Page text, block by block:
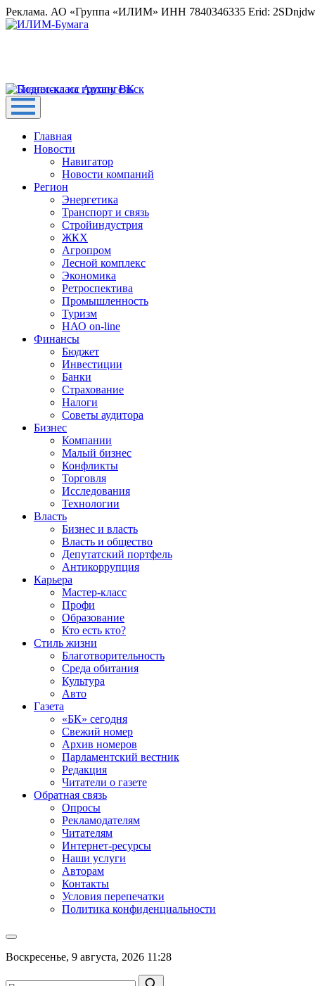
Реклама. АО «Группа «ИЛИМ» ИНН 7840346335 Erid:
Главная
Новости
Навигатор
Новости компаний
Регион
Энергетика
Транспорт и связь
Стройиндустрия
ЖКХ
Агропром
Лесной комплекс
Экономика
Ретроспектива
Промышленность
Туризм
НАО on-line
Финансы
Бюджет
Инвестиции
Банки
Страхование
Налоги
Советы аудитора
Бизнес
Компании
Малый бизнес
Конфликты
Торговля
Исследования
Технологии
Власть
Бизнес и власть
Власть и общество
Депутатский портфель
Антикоррупция
Карьера
Мастер-класс
Профи
Образование
Кто есть кто?
Стиль жизни
Благотворительность
Среда обитания
Культура
Авто
Газета
«БК» сегодня
Свежий номер
Архив номеров
Парламентский вестник
Редакция
Читатели о газете
Обратная связь
Опросы
Рекламодателям
Читателям
Интернет-ресурсы
Наши услуги
Авторам
Контакты
Условия перепечатки
Политика конфиденциальности
Воскресенье, 9 августа, 2026 11:28